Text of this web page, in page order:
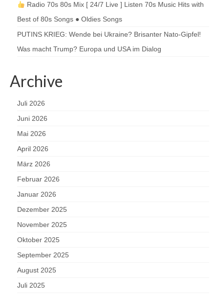
Radio 70s 80s Mix [ 24/7 Live ] Listen 70s Music Hits with
Best of 80s Songs ● Oldies Songs
PUTINS KRIEG: Wende bei Ukraine? Brisanter Nato-Gipfel!
Was macht Trump? Europa und USA im Dialog
Archive
Juli 2026
Juni 2026
Mai 2026
April 2026
März 2026
Februar 2026
Januar 2026
Dezember 2025
November 2025
Oktober 2025
September 2025
August 2025
Juli 2025